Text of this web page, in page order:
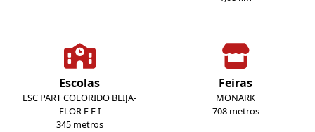
Escolas
ESC PART COLORIDO BEIJA-
FLOR E E I
345 metros
Feiras
MONARK
708 metros